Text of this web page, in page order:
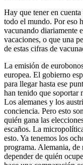
Hay que tener en
todo el mundo. Por eso
vacunando diariamente
vacaciones, o que una
de estas cifras de
La emisión de
europea. El gobierno
para llegar hasta ese
han tenido que soportar
Los alemanes y los
conciencia. Pero esto
quién gana las
escaños. La
esto. Ya tenemos los
programa. Alemania, de
depender de quién